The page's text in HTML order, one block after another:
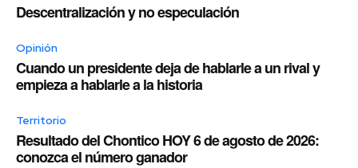
Descentralización y no especulación
Opinión
Cuando un presidente deja de hablarle a un rival y
empieza a hablarle a la historia
Territorio
Resultado del Chontico HOY 6 de agosto de 2026:
conozca el número ganador